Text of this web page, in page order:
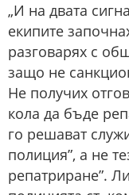
„И на двата
екипите
разговарях с
защо не
Не получих
кола да бъде
го решават
полиция”, а не
репатриране”.